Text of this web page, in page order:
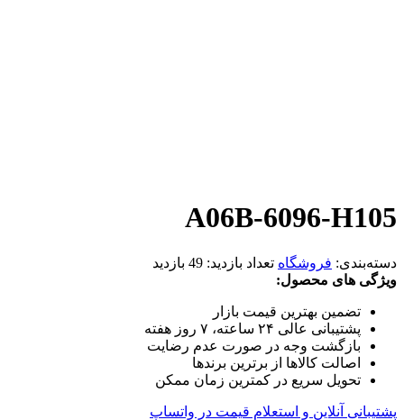
A06B-6096-H105
دسته‌بندی: فروشگاه تعداد بازدید: 49 بازدید
ویژگی های محصول:
تضمین بهترین قیمت بازار
پشتیبانی عالی ۲۴ ساعته، ۷ روز هفته
بازگشت وجه در صورت عدم رضایت
اصالت کالاها از برترین برندها
تحویل سریع در کمترین زمان ممکن
پشتیبانی آنلاین و استعلام قیمت در واتساپ